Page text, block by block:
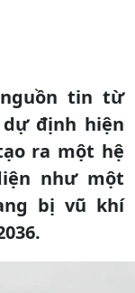
nguồn tin từ
định hiện
ra một hệ
như một
bị vũ khí